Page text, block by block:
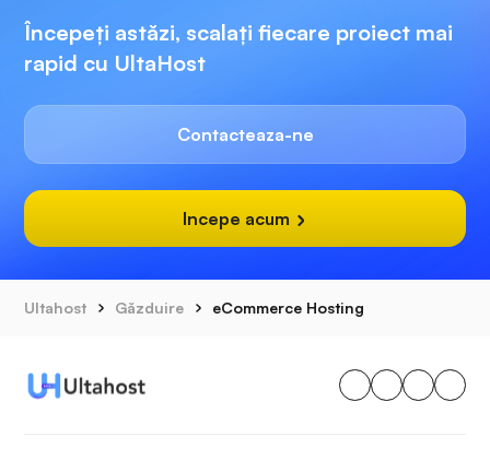
Începeți astăzi, scalați fiecare proiect mai
rapid cu UltaHost
Contacteaza-ne
Incepe acum
Ultahost Găzduire eCommerce Hosting